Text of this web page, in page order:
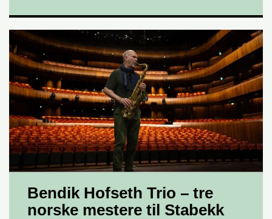
Bendik Hofseth Trio – tre
norske mestere til Stabekk